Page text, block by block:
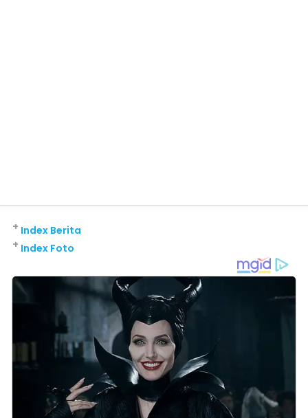
Index Berita
+
Index Foto
+